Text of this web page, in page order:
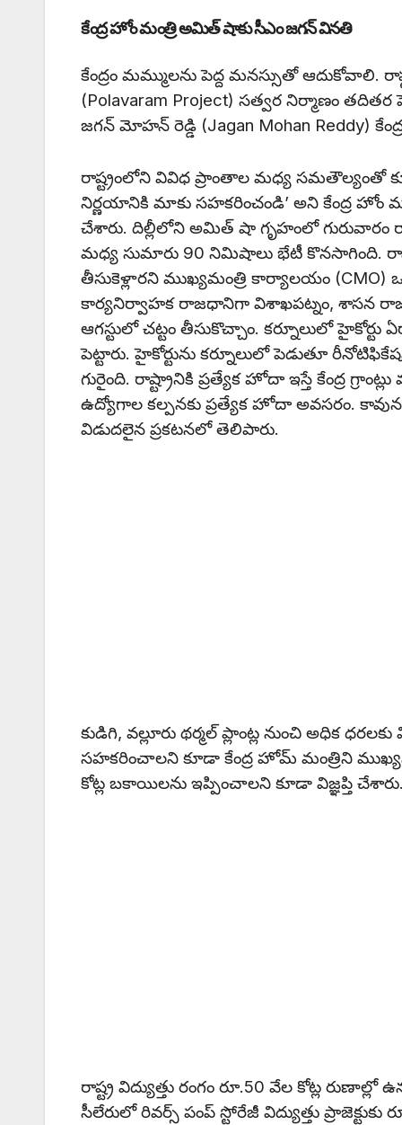
కేంద్ర హోం మంత్రి అమిత్‌ షాకు సీఎం జగన్‌ వినతి
కేంద్రం మమ్ములను పెద్ద మనస్సుతో ఆదుకోవాలి.
(Polavaram Project) సత్వర నిర్మాణం
జగన్ మోహన్ రెడ్డి (Jagan Mohan Reddy)
రాష్ట్రంలోని వివిధ ప్రాంతాల మధ్య సమతౌల్యంతో
నిర్ణయానికి మాకు సహకరించండి’ అని కేంద్ర హోం
చేశారు. దిల్లీలోని అమిత్‌ షా గృహంలో గురువారం
మధ్య సుమారు 90 నిమిషాలు భేటీ కొనసాగింది.
తీసుకెళ్లారని ముఖ్యమంత్రి కార్యాలయం (CMO)
కార్యనిర్వాహక రాజధానిగా విశాఖపట్నం, శాసన
ఆగస్టులో చట్టం తీసుకొచ్చాం. కర్నూలులో
పెట్టారు. హైకోర్టును కర్నూలులో పెడుతూ
గురైంది. రాష్ట్రానికి ప్రత్యేక హోదా ఇస్తే కేంద్ర
ఉద్యోగాల కల్పనకు ప్రత్యేక హోదా అవసరం.
విడుదలైన ప్రకటనలో తెలిపారు.
కుడిగి, వల్లూరు థర్మల్‌ ప్లాంట్ల నుంచి అధిక
సహకరించాలని కూడా కేంద్ర హోమ్ మంత్రిని
కోట్ల బకాయిలను ఇప్పించాలని కూడా విజ్ఞప్తి
రాష్ట్ర విద్యుత్తు రంగం రూ.50 వేల కోట్ల
సీలేరులో రివర్స్ పంప్‌ స్టోరేజీ విద్యుత్తు